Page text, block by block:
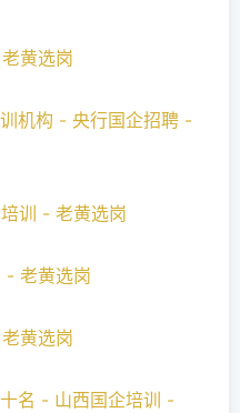
黄选岗
机构 - 央行国企招聘 -
训 - 老黄选岗
- 老黄选岗
黄选岗
名 - 山西国企培训 -